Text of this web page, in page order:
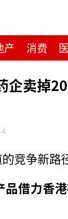
产 消费
企卖掉
竞争新路
品借力香